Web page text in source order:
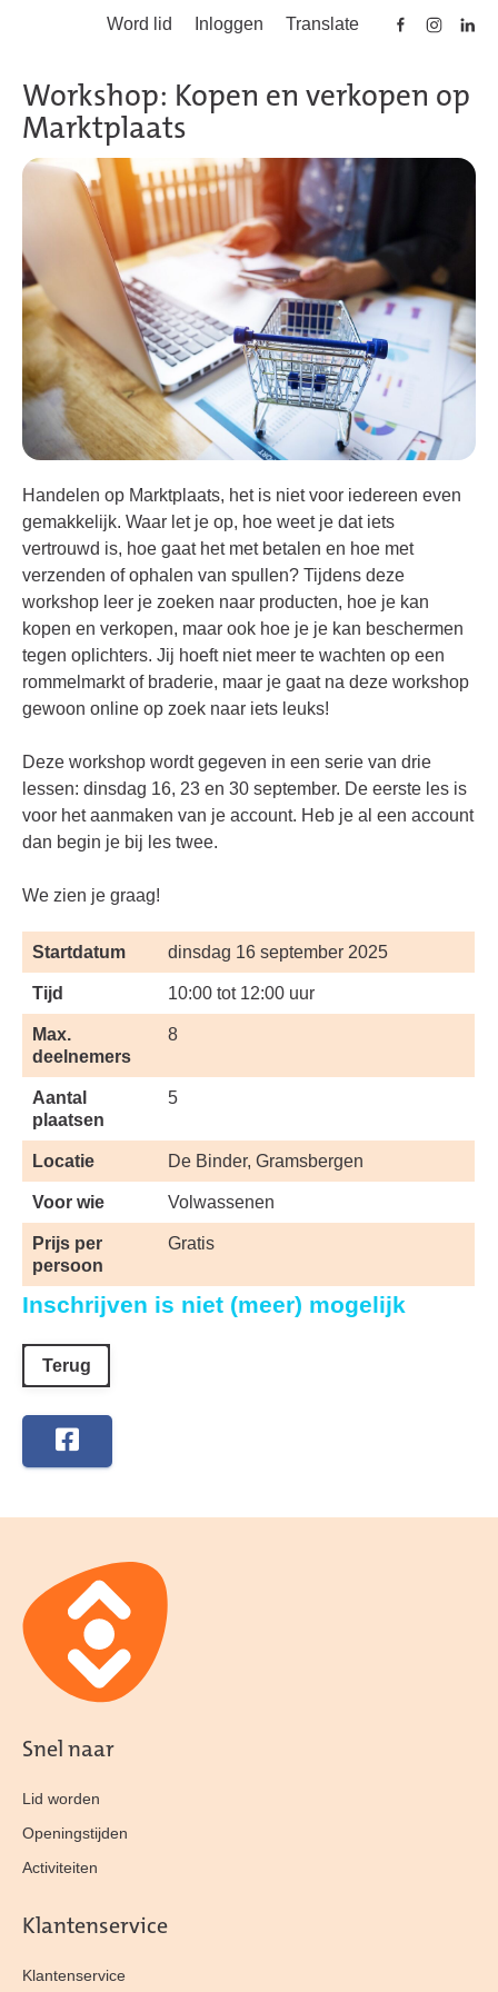
Word lid Inloggen Translate
Workshop: Kopen en verkopen op
Marktplaats
Handelen op Marktplaats, het is niet voor iedereen even
gemakkelijk. Waar let je op, hoe weet je dat iets
vertrouwd is, hoe gaat het met betalen en hoe met
verzenden of ophalen van spullen? Tijdens deze
workshop leer je zoeken naar producten, hoe je kan
kopen en verkopen, maar ook hoe je je kan beschermen
tegen oplichters. Jij hoeft niet meer te wachten op een
rommelmarkt of braderie, maar je gaat na deze workshop
gewoon online op zoek naar iets leuks!
Deze workshop wordt gegeven in een serie van drie
lessen: dinsdag 16, 23 en 30 september. De eerste les is
voor het aanmaken van je account. Heb je al een account
dan begin je bij les twee.
We zien je graag!
Startdatum dinsdag 16 september 2025
Tijd 10:00 tot 12:00 uur
Max.
deelnemers
8
Aantal
plaatsen
5
Locatie De Binder, Gramsbergen
Voor wie Volwassenen
Prijs per
persoon
Gratis
Inschrijven is niet (meer) mogelijk
Terug
Snel naar
Lid worden
Openingstijden
Activiteiten
Klantenservice
Klantenservice